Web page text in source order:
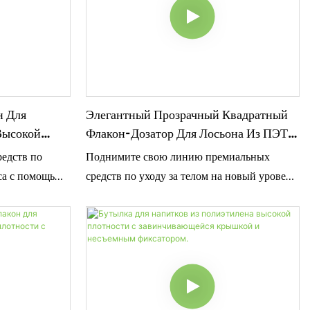
для
средств для
крышке, эта прочная упаковка предлагает
премиальный минималистичный дизайн,
обеспечивая при этом оптимальную защиту
Для
Тонов
по
с помощью
корпус в
Элегантный Прозрачный Квадратный
Флакон-Дозатор Для Лосьона Из ПЭТ
Янтарного Цвета
Поднимите свою линию премиальных
средств по уходу за телом на новый уровень
флакона для лосьона SampoX янтарного
цвета. Изготовленная из прочного ПЭТ, эта
оснащена надежным черным дозатором-
помпой, органично сочетающим в себе